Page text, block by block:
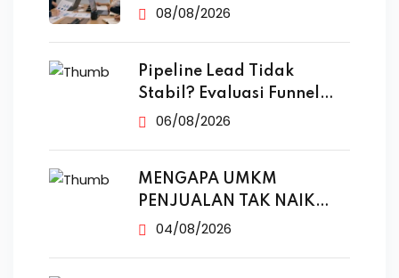
Iklan
08/08/2026
Pipeline Lead Tidak
Stabil? Evaluasi Funnel
Marketing
06/08/2026
MENGAPA UMKM
PENJUALAN TAK NAIK
MESKI SUDAH
04/08/2026